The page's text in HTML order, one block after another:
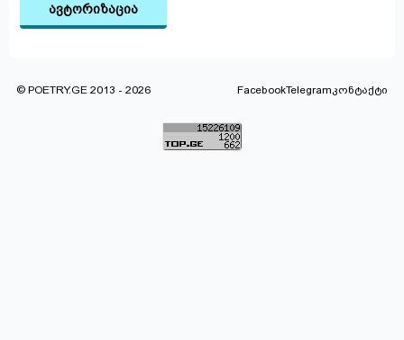
ავტორიზაცია
© POETRY.GE 2013 - 2026 FacebookTelegramკონტაქტი